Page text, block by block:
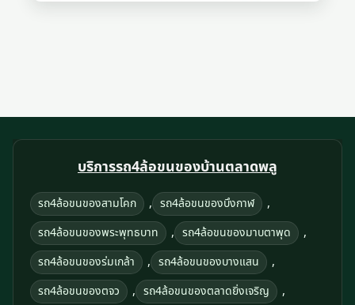
บริการรถ4ล้อขนของบ้านตลาดพลู
รถ4ล้อขนของสามโคก , รถ4ล้อขนของบึงกาฬ ,
รถ4ล้อขนของพระพุทธบาท , รถ4ล้อขนของมาบตาพุด ,
รถ4ล้อขนของร่มเกล้า , รถ4ล้อขนของบางแสน ,
รถ4ล้อขนของตจว , รถ4ล้อขนของตลาดยิ่งเจริญ ,